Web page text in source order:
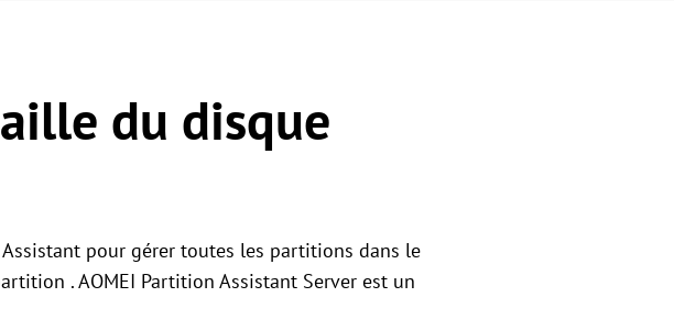
du disque
pour gérer toutes les partitions dans le
. AOMEI Partition Assistant Server est un